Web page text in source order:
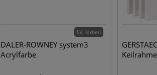
54 Farben
DALER-ROWNEY system3
Acrylfarbe